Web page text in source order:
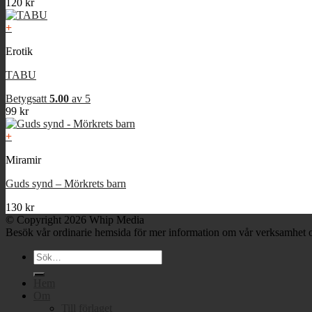
120 kr
+
Erotik
TABU
Betygsatt5.00 av 5
99 kr
+
Miramir
Guds synd – Mörkrets barn
130 kr
© Copyright 2026 Whip Media
Besök vår ordinarie hemsida för mer information om vår verksamhet
Sök
efter: